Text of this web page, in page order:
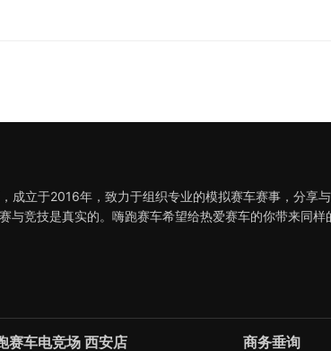
成立于2016年，致力于组织专业的模拟赛车赛事，分享
竞技是真实的。嗨跑赛车希望给热爱赛车的你带来同样
赛车电竞场 西安店 商务垂询